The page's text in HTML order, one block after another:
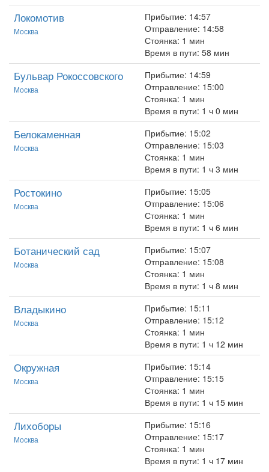
Локомотив
Москва
Прибытие: 14:57
Отправление: 14:58
Стоянка: 1 мин
Время в пути: 58 мин
Бульвар Рокоссовского
Москва
Прибытие: 14:59
Отправление: 15:00
Стоянка: 1 мин
Время в пути: 1 ч 0 мин
Белокаменная
Москва
Прибытие: 15:02
Отправление: 15:03
Стоянка: 1 мин
Время в пути: 1 ч 3 мин
Ростокино
Москва
Прибытие: 15:05
Отправление: 15:06
Стоянка: 1 мин
Время в пути: 1 ч 6 мин
Ботанический сад
Москва
Прибытие: 15:07
Отправление: 15:08
Стоянка: 1 мин
Время в пути: 1 ч 8 мин
Владыкино
Москва
Прибытие: 15:11
Отправление: 15:12
Стоянка: 1 мин
Время в пути: 1 ч 12 мин
Окружная
Москва
Прибытие: 15:14
Отправление: 15:15
Стоянка: 1 мин
Время в пути: 1 ч 15 мин
Лихоборы
Москва
Прибытие: 15:16
Отправление: 15:17
Стоянка: 1 мин
Время в пути: 1 ч 17 мин